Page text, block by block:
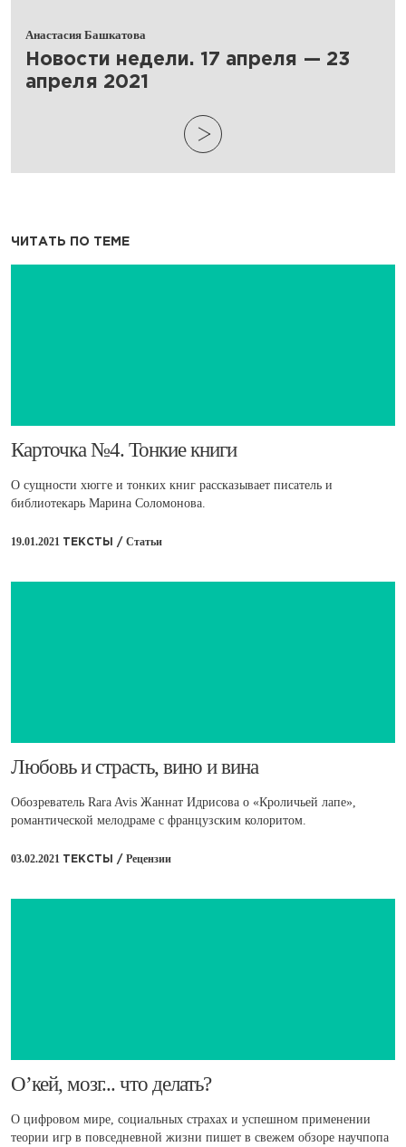
Анастасия Башкатова
​Новости недели. 17 апреля — 23
апреля 2021
ЧИТАТЬ ПО ТЕМЕ
​Карточка №4. Тонкие книги
О сущности хюгге и тонких книг рассказывает писатель и
библиотекарь Марина Соломонова.
19.01.2021 ТЕКСТЫ / Статьи
​Любовь и страсть, вино и вина
Обозреватель Rara Avis Жаннат Идрисова о «Кроличьей лапе»,
романтической мелодраме с французским колоритом.
03.02.2021 ТЕКСТЫ / Рецензии
​О’кей, мозг... что делать?
О цифровом мире, социальных страхах и успешном применении
теории игр в повседневной жизни пишет в свежем обзоре научпопа